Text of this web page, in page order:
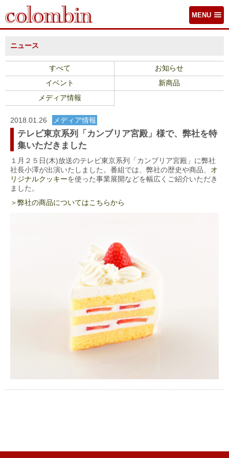
MENU
ニュース
すべて
お知らせ
イベント
新商品
メディア情報
2018.01.26 メディア情報
テレビ東京系列「カンブリア宮殿」様で、弊社を特
集いただきました
１月２５日(木)放送のテレビ東京系列「カンブリア宮殿」に弊社
社長小澤が出演いたしました。番組では、弊社の歴史や商品、 オ
リジナルクッキーを使った事業展開などを幅広くご紹介いただき
ました。
＞弊社の商品についてはこちらから